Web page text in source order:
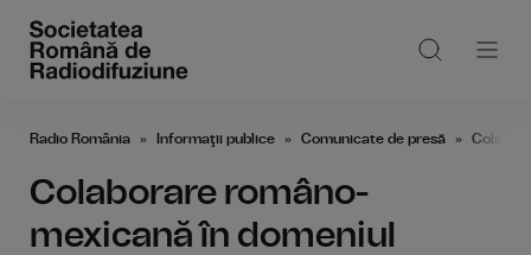
Radio România Informaţii publice Comunicate de presă
Colaborare româno-
mexicană în domeniul